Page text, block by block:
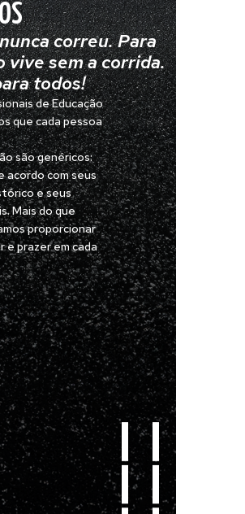
correu. Para
vive sem a corrida.
todos!
de Educação
que cada pessoa
são genéricos:
acordo com seus
e seus
Mais do que
proporcionar
e prazer em cada